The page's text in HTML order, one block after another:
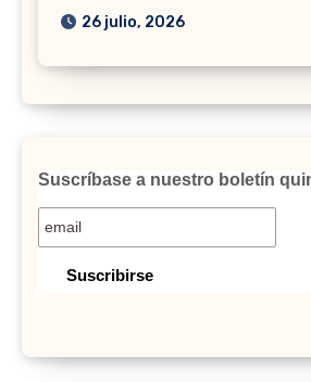
26 julio, 2026
Suscríbase a nuestro boletín